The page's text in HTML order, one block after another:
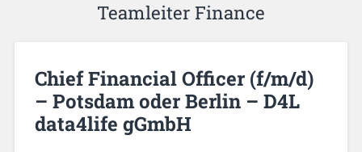
Teamleiter Finance
Chief Financial Officer (f/m/d)
– Potsdam oder Berlin – D4L
data4life gGmbH